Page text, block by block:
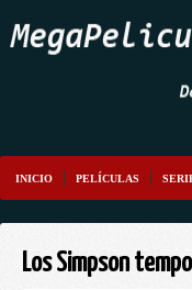
INICIO PELÍCULAS
Los Simpson